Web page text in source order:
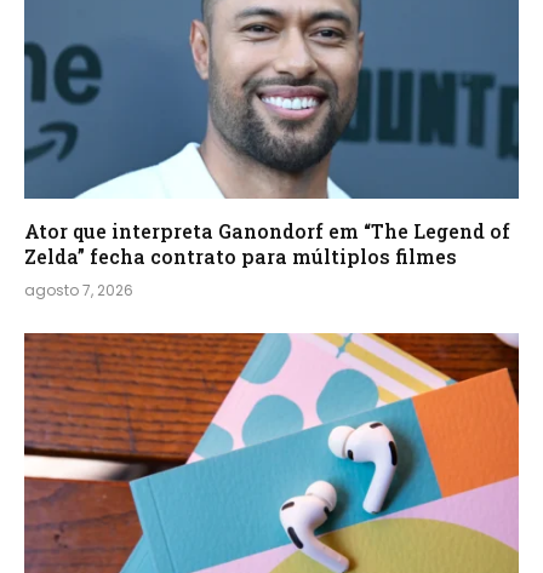
Ator que interpreta Ganondorf em “The Legend of
Zelda” fecha contrato para múltiplos filmes
agosto 7, 2026